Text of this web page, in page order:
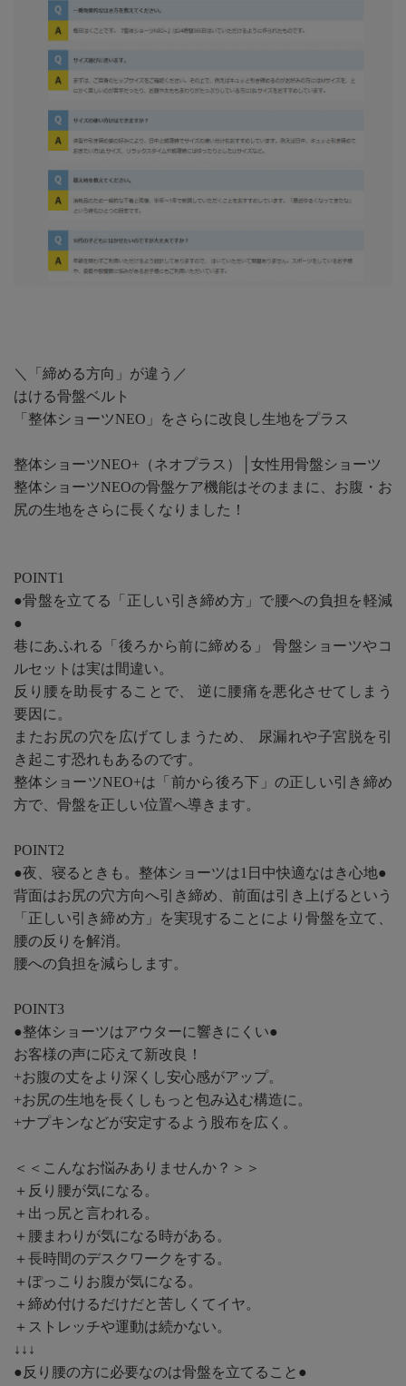
＼「締める方向」が違う／
はける骨盤ベルト
「整体ショーツNEO」をさらに改良し生地をプラス
整体ショーツNEO+（ネオプラス）│女性用骨盤ショーツ
整体ショーツNEOの骨盤ケア機能はそのままに、お腹・お
尻の生地をさらに長くなりました！
POINT1
●骨盤を立てる「正しい引き締め方」で腰への負担を軽減
●
巷にあふれる「後ろから前に締める」 骨盤ショーツやコ
ルセットは実は間違い。
反り腰を助長することで、 逆に腰痛を悪化させてしまう
要因に。
またお尻の穴を広げてしまうため、 尿漏れや子宮脱を引
き起こす恐れもあるのです。
整体ショーツNEO+は「前から後ろ下」の正しい引き締め
方で、骨盤を正しい位置へ導きます。
POINT2
●夜、寝るときも。整体ショーツは1日中快適なはき心地●
背面はお尻の穴方向へ引き締め、前面は引き上げるという
「正しい引き締め方」を実現することにより骨盤を立て、
腰の反りを解消。
腰への負担を減らします。
POINT3
●整体ショーツはアウターに響きにくい●
お客様の声に応えて新改良！
+お腹の丈をより深くし安心感がアップ。
+お尻の生地を長くしもっと包み込む構造に。
+ナプキンなどが安定するよう股布を広く。
＜＜こんなお悩みありませんか？＞＞
＋反り腰が気になる。
＋出っ尻と言われる。
＋腰まわりが気になる時がある。
＋長時間のデスクワークをする。
＋ぽっこりお腹が気になる。
＋締め付けるだけだと苦しくてイヤ。
＋ストレッチや運動は続かない。
↓↓↓
●反り腰の方に必要なのは骨盤を立てること●